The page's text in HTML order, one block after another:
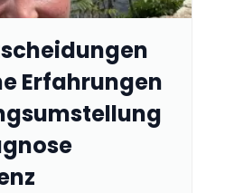
Erfahrungen